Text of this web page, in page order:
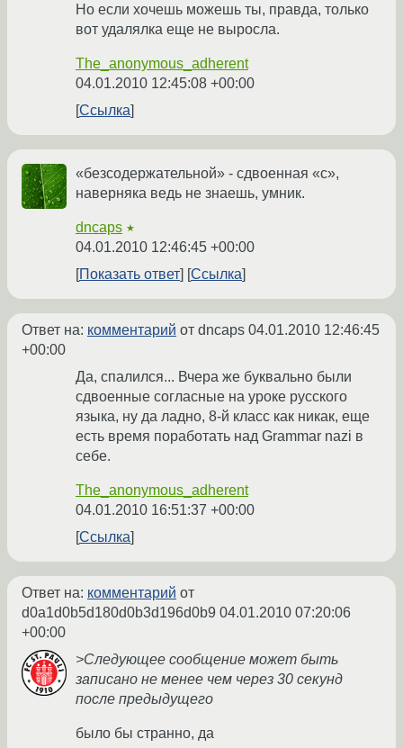
Но если хочешь можешь ты, правда, только
вот удалялка еще не выросла.
The_anonymous_adherent
04.01.2010 12:45:08 +00:00
Ссылка
«безсодержательной» - сдвоенная «с»,
наверняка ведь не знаешь, умник.
dncaps ★
04.01.2010 12:46:45 +00:00
Показать ответ
Ссылка
Ответ на: комментарий от dncaps 04.01.2010 12:46:45
+00:00
Да, спалился... Вчера же буквально были
сдвоенные согласные на уроке русского
языка, ну да ладно, 8-й класс как никак, еще
есть время поработать над Grammar nazi в
себе.
The_anonymous_adherent
04.01.2010 16:51:37 +00:00
Ссылка
Ответ на: комментарий от
d0a1d0b5d180d0b3d196d0b9 04.01.2010 07:20:06
+00:00
>Следующее сообщение может быть
записано не менее чем через 30 секунд
после предыдущего
было бы странно, да